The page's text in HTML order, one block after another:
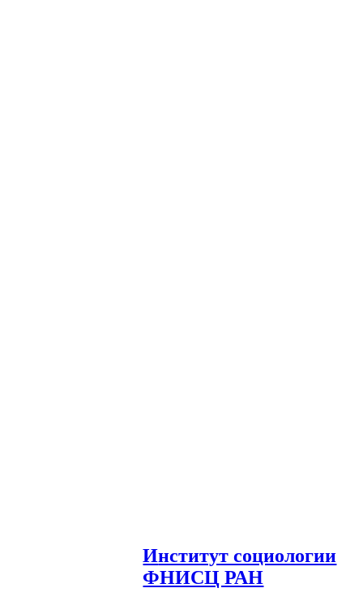
Институт социологии
ФНИСЦ РАН